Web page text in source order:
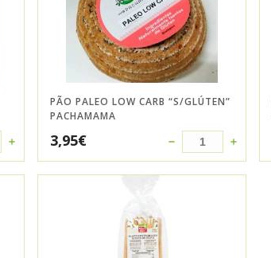
PÃO PALEO LOW CARB “S/GLÚTEN”
PACHAMAMA
3,95€